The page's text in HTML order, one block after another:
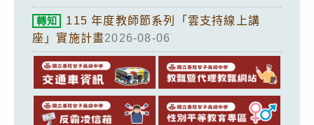
轉知
115 年度教師節系列「雲支持線上講
座」實施計畫2026-08-06